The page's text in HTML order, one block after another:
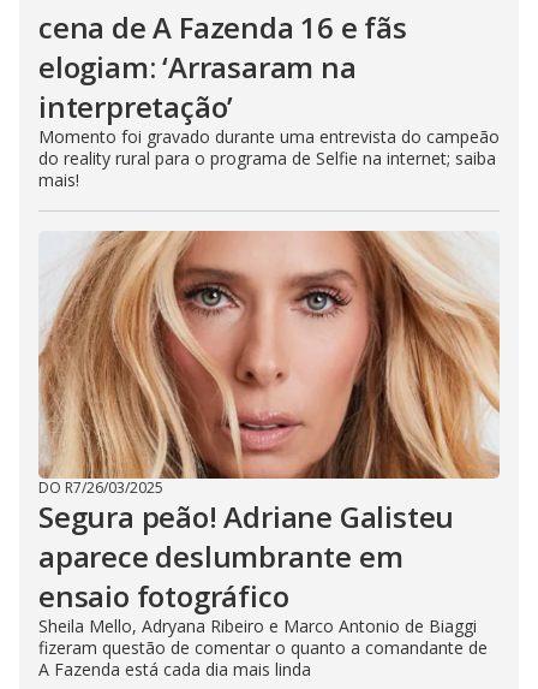
cena de A Fazenda 16 e fãs
elogiam: ‘Arrasaram na
interpretação’
Momento foi gravado durante uma entrevista do campeão
do reality rural para o programa de Selfie na internet; saiba
mais!
DO R7/26/03/2025
Segura peão! Adriane Galisteu
aparece deslumbrante em
ensaio fotográfico
Sheila Mello, Adryana Ribeiro e Marco Antonio de Biaggi
fizeram questão de comentar o quanto a comandante de
A Fazenda está cada dia mais linda